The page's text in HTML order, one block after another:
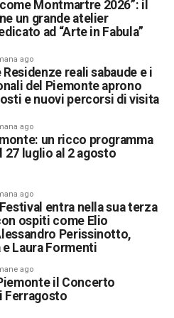
Montmartre 2026”: il
un grande atelier
ad “Arte in Fabula”
ago
reali sabaude e i
del Piemonte aprono
e nuovi percorsi di visita
ago
un ricco programma
27 luglio al 2 agosto
ago
entra nella sua terza
ospiti come Elio
Perissinotto,
e Laura Formenti
ago
il Concerto
Ferragosto